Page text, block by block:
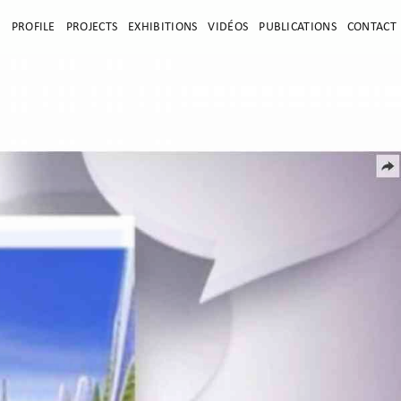
PROFILE PROJECTS EXHIBITIONS VIDÉOS PUBLICATIONS CONTACT